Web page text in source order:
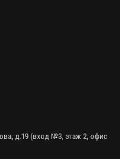
д.19 (вход №3, этаж 2, офис